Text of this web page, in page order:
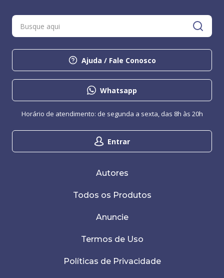
Ajuda / Fale Conosco
Whatsapp
Entrar
Horário de atendimento: de segunda a sexta, das 8h às 20h
Autores
Todos os Produtos
Anuncie
Termos de Uso
Políticas de Privacidade